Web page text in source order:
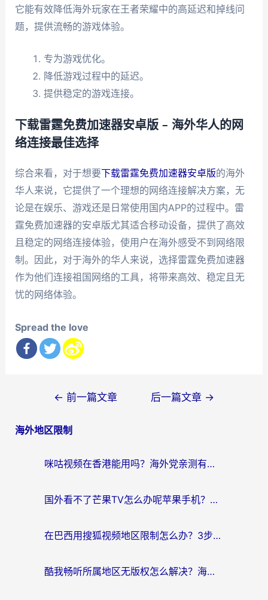
它能有效降低海外玩家在王者荣耀中的高延迟和掉线问
题，提供流畅的游戏体验。
专为游戏优化。
降低游戏过程中的延迟。
提供稳定的游戏连接。
下载雷霆免费加速器安卓版 – 海外华人的网
络连接最佳选择
综合来看，对于想要下载雷霆免费加速器安卓版的海外
华人来说，它提供了一个理想的网络连接解决方案，无
论是在娱乐、游戏还是日常使用国内APP的过程中。雷
霆免费加速器的安卓版尤其适合移动设备，提供了高效
且稳定的网络连接体验，使用户在海外感受不到网络限
制。因此，对于海外的华人来说，选择雷霆免费加速器
作为他们连接祖国网络的工具，将带来高效、稳定且无
忧的网络体验。
Spread the love
导
← 前一篇文章 后一篇文章 →
海外地区限制
咪咕视频在香港能用吗？海外党亲测有效的回国加速方案来了
国外看不了芒果TV怎么办呢苹果手机？海外党追剧游戏的全能解决方案
在巴西用搜狐视频地区限制怎么办？3步解决海外看国内剧的烦恼
酷我畅听所属地区无版权怎么解决？海外党必看的回国加速全攻略